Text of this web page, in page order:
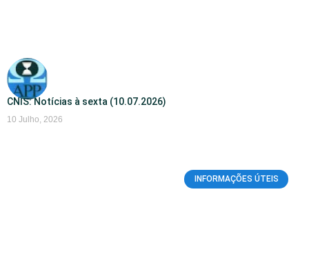
CNIS: Notícias à sexta (10.07.2026)
10 Julho, 2026
INFORMAÇÕES ÚTEIS